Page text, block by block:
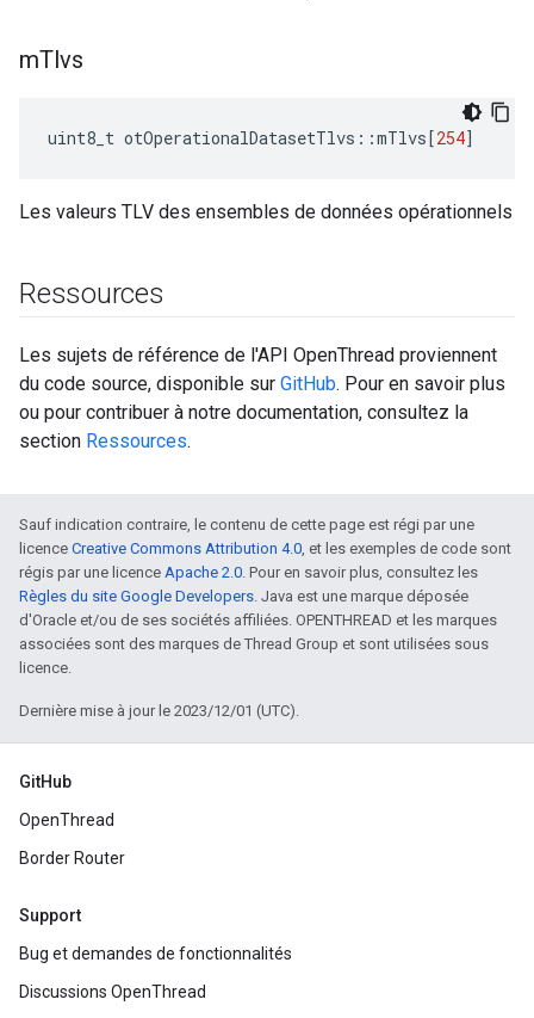
mTlvs
uint8_t otOperationalDatasetTlvs ::mTlvs[254]
Les valeurs TLV des ensembles de données opérationnels
Ressources
Les sujets de référence de l'API OpenThread proviennent
du code source, disponible sur GitHub. Pour en savoir plus
ou pour contribuer à notre documentation, consultez la
section Ressources.
Sauf indication contraire, le contenu de cette page est régi par une
licence Creative Commons Attribution 4.0, et les exemples de code sont
régis par une licence Apache 2.0. Pour en savoir plus, consultez les
Règles du site Google Developers. Java est une marque déposée
d'Oracle et/ou de ses sociétés affiliées. OPENTHREAD et les marques
associées sont des marques de Thread Group et sont utilisées sous
licence.
Dernière mise à jour le 2023/12/01 (UTC).
GitHub
OpenThread
Border Router
Support
Bug et demandes de fonctionnalités
Discussions OpenThread